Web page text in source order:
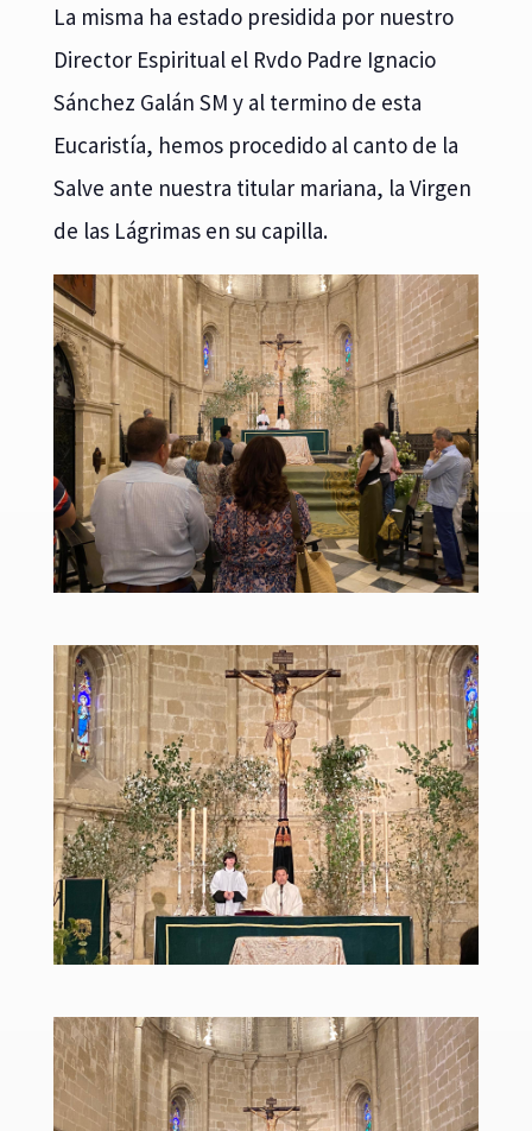
La misma ha estado presidida por nuestro
Director Espiritual el Rvdo Padre Ignacio
Sánchez Galán SM y al termino de esta
Eucaristía, hemos procedido al canto de la
Salve ante nuestra titular mariana, la Virgen
de las Lágrimas en su capilla.